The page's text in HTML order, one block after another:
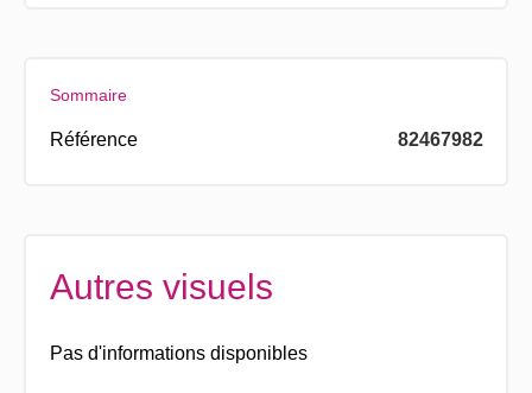
Sommaire
Référence 82467982
Autres visuels
Pas d'informations disponibles